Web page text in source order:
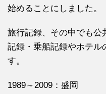
始めることにしました。
旅行記録、その中でも公
記録・乗船記録やホテル
す。
1989～2009：盛岡